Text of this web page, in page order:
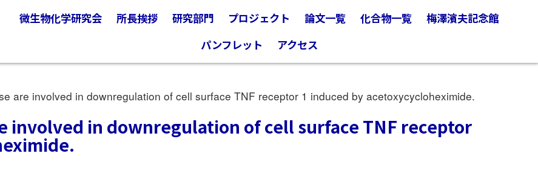
微生物化学研究会 所長挨拶 研究部門 プロジェクト 論文一覧 化合物一覧
梅澤濱夫記念館
パンフレット
アクセス
are involved in downregulation of cell surface TNF receptor 1 induced by acetoxycycloheximide.
involved in downregulation of cell surface TNF receptor